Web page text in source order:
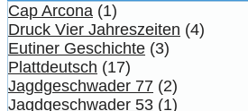
Cap Arcona (1)
Druck Vier Jahreszeiten (4)
Eutiner Geschichte (3)
Plattdeutsch (17)
Jagdgeschwader 77 (2)
Jagdgeschwader 53 (1)